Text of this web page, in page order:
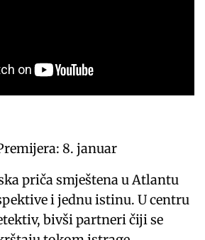
8. januar
priča smještena u Atlantu
i jednu istinu. U centru
bivši partneri čiji se